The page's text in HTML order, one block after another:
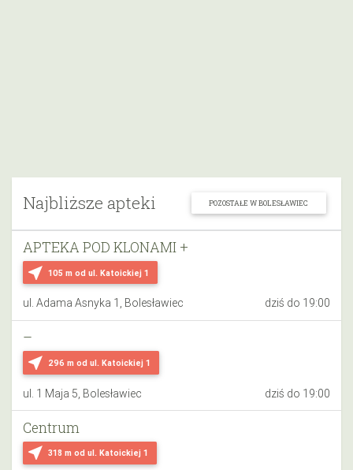
Najbliższe apteki POZOSTAŁE W BOLESŁAWIEC
near_me 105 m od ul. Katoickiej 1
APTEKA POD KLONAMI +
ul. Adama Asnyka 1, Bolesławiec dziś do 19:00
near_me 296 m od ul. Katoickiej 1
–
ul. 1 Maja 5, Bolesławiec dziś do 19:00
near_me 318 m od ul. Katoickiej 1
Centrum